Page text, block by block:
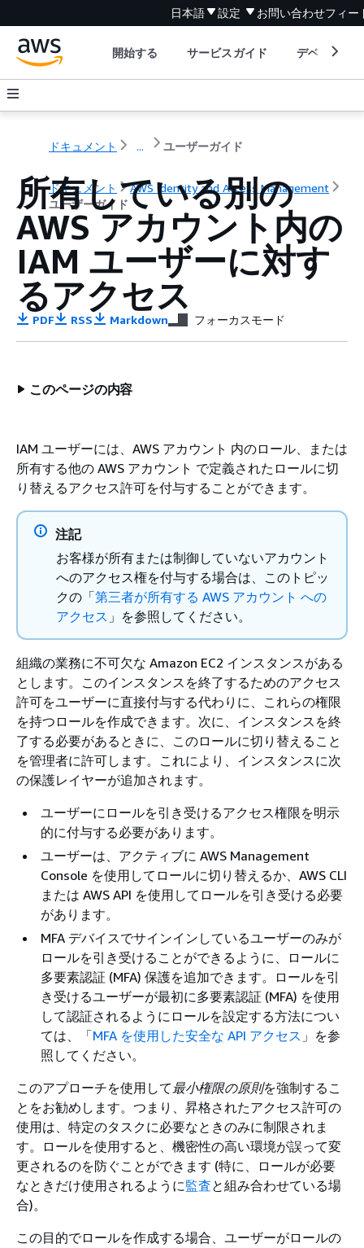
日本語 設定 お問い合わせフィー
開始する サービスガイド デベロッパ
ドキュメント ... ユーザーガイド
ドキュメント
AWS Identity and Access Management
ユーザーガイド
所有している別の
AWS アカウント内の
IAM ユーザーに対す
るアクセス
PDF RSS Markdown フォーカスモード
このページの内容
IAM ユーザーには、AWS アカウント 内のロール、または
所有する他の AWS アカウント で定義されたロールに切
り替えるアクセス許可を付与することができます。
注記
お客様が所有または制御していないアカウント
へのアクセス権を付与する場合は、このトピッ
クの「第三者が所有する AWS アカウント への
アクセス 」を参照してください。
組織の業務に不可欠な Amazon EC2 インスタンスがある
とします。このインスタンスを終了するためのアクセス
許可をユーザーに直接付与する代わりに、これらの権限
を持つロールを作成できます。次に、インスタンスを終
了する必要があるときに、このロールに切り替えること
を管理者に許可します。これにより、インスタンスに次
の保護レイヤーが追加されます。
ユーザーにロールを引き受けるアクセス権限を明示
的に付与する必要があります。
ユーザーは、アクティブに AWS Management
Console を使用してロールに切り替えるか、AWS CLI
または AWS API を使用してロールを引き受ける必要
があります。
MFA デバイスでサインインしているユーザーのみが
ロールを引き受けることができるように、ロールに
多要素認証 (MFA) 保護を追加できます。ロールを引
き受けるユーザーが最初に多要素認証 (MFA) を使用
して認証されるようにロールを設定する方法につい
ては、「MFA を使用した安全な API アクセス 」を参
照してください。
このアプローチを使用して最小権限の原則を強制するこ
とをお勧めします。つまり、昇格されたアクセス許可の
使用は、特定のタスクに必要なときのみに制限されま
す。ロールを使用すると、機密性の高い環境が誤って変
更されるのを防ぐことができます (特に、ロールが必要
なときだけ使用されるように監査と組み合わせている場
合)。
この目的でロールを作成する場合、ユーザーがロールの